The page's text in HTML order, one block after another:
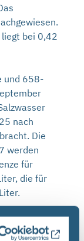
bei 0,42
und 658-
nach
Die
werden
für
die für
der